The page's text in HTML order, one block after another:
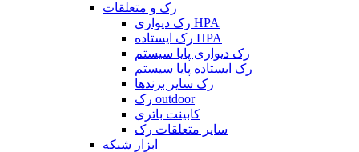
رک و متعلقات
رک دیواری HPA
رک ایستاده HPA
رک دیواری پایا سیستم
رک ایستاده پایا سیستم
رک سایر برندها
رک outdoor
کابینت باتری
سایر متعلقات رک
ابزار شبکه